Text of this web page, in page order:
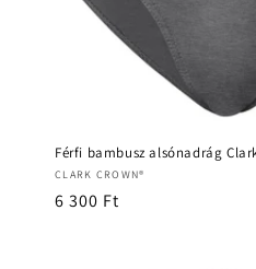
Férfi bambusz alsónadrág
Forgalmazó:
CLARK CROWN®
Normál
6 300 Ft